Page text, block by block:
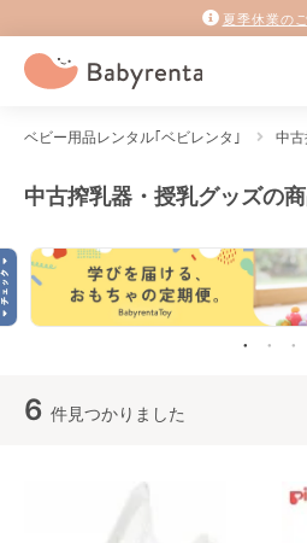
夏季休業の
ベビー用品レンタル｢ベビレンタ｣ 中
中古搾乳器・授乳グッズの
6 件見つかりました